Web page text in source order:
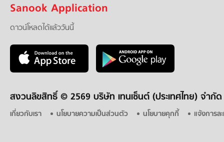
Sanook Application
ดาวน์โหลดได้แล้ววันนี้
สงวนลิขสิทธิ์ © 2569 บริษัท เทนเซ็นต์ (ประเทศไทย) จำกัด
เกี่ยวกับเรา นโยบายความเป็นส่วนตัว นโยบายคุกกี้ แจ้งการล